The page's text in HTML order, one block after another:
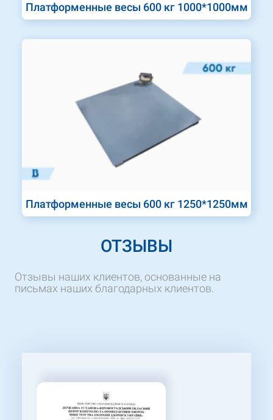
Платформенные весы 600 кг 1000*1000мм
Платформенные весы 600 кг 1250*1250мм
ОТЗЫВЫ
Отзывы наших клиентов, основанные на
письмах наших благодарных клиентов.